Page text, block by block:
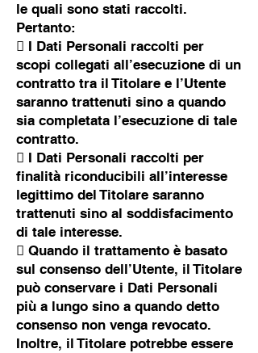
le quali sono stati raccolti.
Pertanto:
 I Dati Personali raccolti per
scopi collegati all’esecuzione di un
contratto tra il Titolare e l’Utente
saranno trattenuti sino a quando
sia completata l’esecuzione di tale
contratto.
 I Dati Personali raccolti per
finalità riconducibili all’interesse
legittimo del Titolare saranno
trattenuti sino al soddisfacimento
di tale interesse.
 Quando il trattamento è basato
sul consenso dell’Utente, il Titolare
può conservare i Dati Personali
più a lungo sino a quando detto
consenso non venga revocato.
Inoltre, il Titolare potrebbe essere